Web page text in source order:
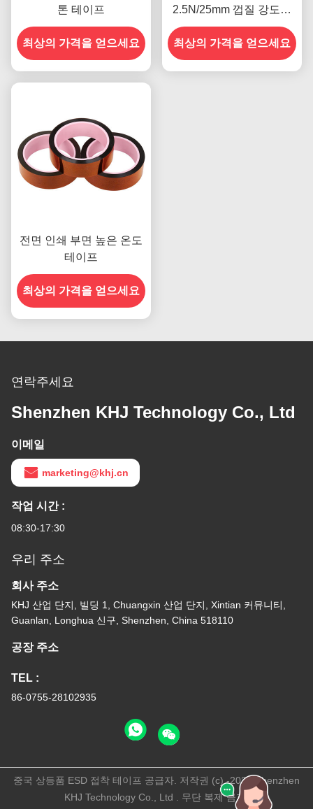
톤 테이프
최상의 가격을 얻으세요
2.5N/25mm 껍질 강도를
갖춘 이전 모델
최상의 가격을 얻으세요
전면 인쇄 부면 높은 온도
테이프
최상의 가격을 얻으세요
연락주세요
Shenzhen KHJ Technology Co., Ltd
이메일
marketing@khj.cn
작업 시간 :
08:30-17:30
우리 주소
회사 주소
KHJ 산업 단지, 빌딩 1, Chuangxin 산업 단지, Xintian 커뮤니티,
Guanlan, Longhua 신구, Shenzhen, China 518110
공장 주소
TEL :
86-0755-28102935
중국 상등품 ESD 접착 테이프 공급자. 저작권 (c) -2026 Shenzhen
KHJ Technology Co., Ltd . 무단 복제 금지.